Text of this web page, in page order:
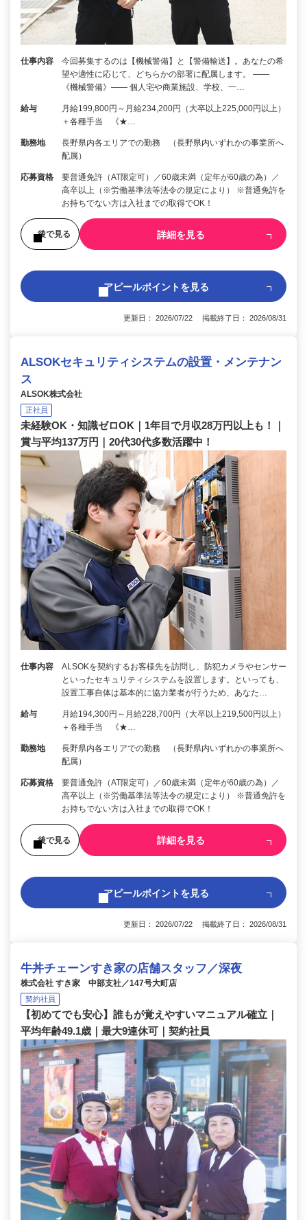
仕事内容
今回募集するのは【機械警備】と【警備輸送】。あなたの希
望や適性に応じて、どちらかの部署に配属します。 ――
《機械警備》―― 個人宅や商業施設、学校、一…
給与
月給199,800円～月給234,200円（大卒以上225,000円以上）
＋各種手当 《★…
勤務地
長野県内各エリアでの勤務 （長野県内いずれかの事業所へ
配属）
応募資格
要普通免許（AT限定可）／60歳未満（定年が60歳の為）／
高卒以上（※労働基準法等法令の規定により） ※普通免許を
お持ちでない方は入社までの取得でOK！
後で見る 詳細を見る
アピールポイントを見る
更新日： 2026/07/22 掲載終了日： 2026/08/31
ALSOKセキュリティシステムの設置・メンテナン
ス
ALSOK株式会社
正社員
未経験OK・知識ゼロOK｜1年目で月収28万円以上も！｜
賞与平均137万円｜20代30代多数活躍中！
仕事内容
ALSOKを契約するお客様先を訪問し、防犯カメラやセンサー
といったセキュリティシステムを設置します。といっても、
設置工事自体は基本的に協力業者が行うため、あなた…
給与
月給194,300円～月給228,700円（大卒以上219,500円以上）
＋各種手当 《★…
勤務地
長野県内各エリアでの勤務 （長野県内いずれかの事業所へ
配属）
応募資格
要普通免許（AT限定可）／60歳未満（定年が60歳の為）／
高卒以上（※労働基準法等法令の規定により） ※普通免許を
お持ちでない方は入社までの取得でOK！
後で見る 詳細を見る
アピールポイントを見る
更新日： 2026/07/22 掲載終了日： 2026/08/31
牛丼チェーンすき家の店舗スタッフ／深夜
株式会社 すき家 中部支社／147号大町店
契約社員
【初めてでも安心】誰もが覚えやすいマニュアル確立｜
平均年齢49.1歳｜最大9連休可｜契約社員